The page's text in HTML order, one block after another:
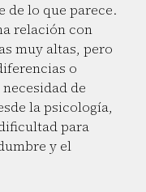
de lo que parece.
relación con
muy altas, pero
o
de
la psicología,
para
y el